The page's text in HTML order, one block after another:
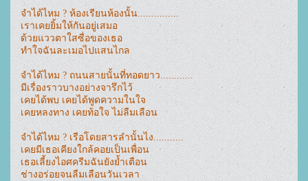
จำได้ไหม ? ห้องเรียนห้องนั้น...............
เราเคยยิ้มให้กันอยู่เสมอ
ด้วยแววตาใสซื่อของเธอ
ทำใจฉันละเมอไปแสนไกล
จำได้ไหม ? ถนนสายนั้นที่ทอดยาว............
มีเรื่องราวบางอย่างจารึกไว้
เคยได้พบ เคยได้พูดความในใจ
เคยหลงทาง เคยท้อใจ ไม่ลืมเลือน
จำได้ไหม ? เรือโดยสารลำนั้นไง...........
เคยมีเธอเคียงใกล้คอยเป็นเพื่อน
เธอเลี้ยงไอศครีมฉันยังย้ำเตือน
ช่างอร่อยจนลืมเลือนวันเวลา